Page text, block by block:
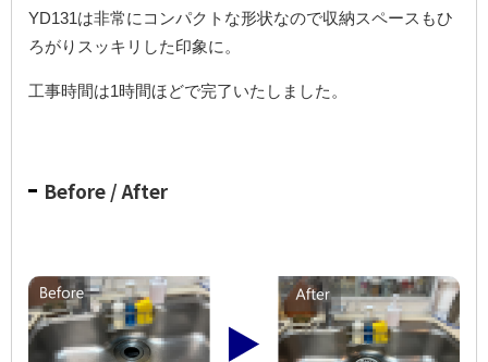
YD131は非常にコンパクトな形状なので収納スペースもひ
ろがりスッキリした印象に。
工事時間は1時間ほどで完了いたしました。
Before / After